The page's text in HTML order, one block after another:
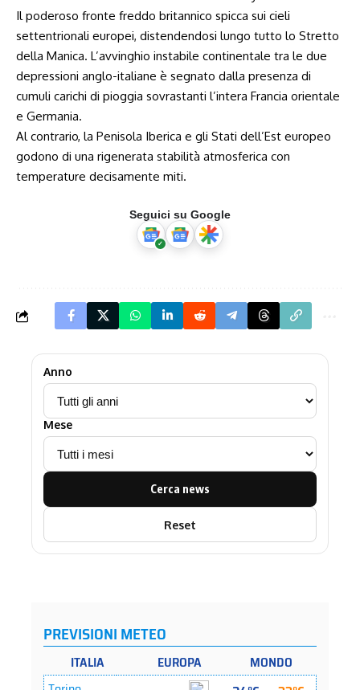
Il poderoso fronte freddo britannico spicca sui cieli
settentrionali europei, distendendosi lungo tutto lo Stretto
della Manica. L’avvinghio instabile continentale tra le due
depressioni anglo-italiane è segnato dalla presenza di
cumuli carichi di pioggia sovrastanti l’intera Francia orientale
e Germania.
Al contrario, la Penisola Iberica e gli Stati dell’Est europeo
godono di una rigenerata stabilità atmosferica con
temperature decisamente miti.
Seguici su Google
Anno
Mese
Cerca news
Reset